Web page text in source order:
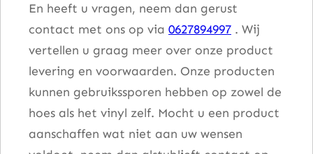
En heeft u vragen, neem dan gerust
contact met ons op via 0627894997 . Wij
vertellen u graag meer over onze product
levering en voorwaarden. Onze producten
kunnen gebruikssporen hebben op zowel de
hoes als het vinyl zelf. Mocht u een product
aanschaffen wat niet aan uw wensen